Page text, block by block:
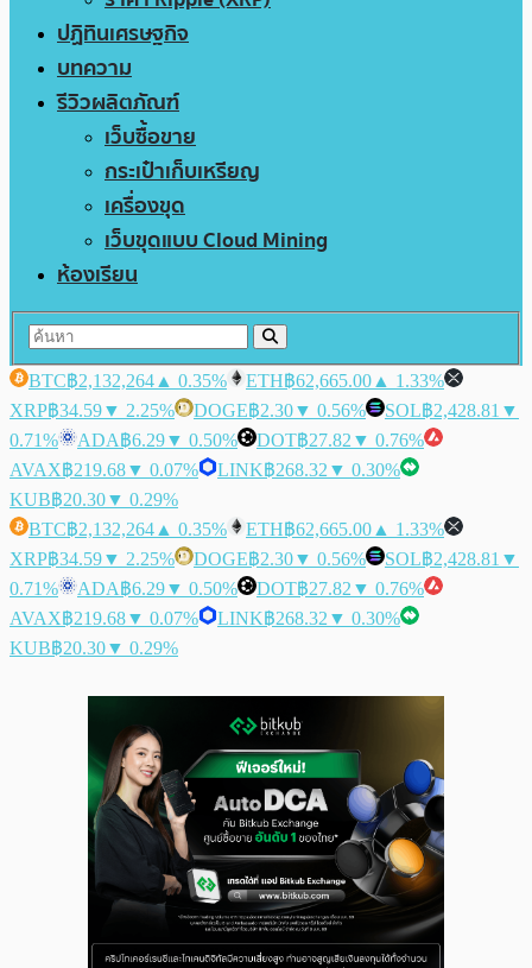
ปฏิทินเศรษฐกิจ
บทความ
รีวิวผลิตภัณฑ์
เว็บซื้อขาย
กระเป๋าเก็บเหรียญ
เครื่องขุด
เว็บขุดแบบ Cloud Mining
ห้องเรียน
BTC฿2,132,264 ▲ 0.35% ETH฿62,665.00 ▲ 1.33%
XRP฿34.59▼ 2.25% DOGE฿2.30▼ 0.56% SOL฿2,428.81 ▼
0.71%
ADA฿6.29▼ 0.50% DOT฿27.82 ▼ 0.76%
AVAX฿219.68▼ 0.07% LINK฿268.32 ▼ 0.30%
KUB฿20.30▼ 0.29%
BTC฿2,132,264 ▲ 0.35% ETH฿62,665.00 ▲ 1.33%
XRP฿34.59▼ 2.25% DOGE฿2.30▼ 0.56% SOL฿2,428.81 ▼
0.71%
ADA฿6.29▼ 0.50% DOT฿27.82 ▼ 0.76%
AVAX฿219.68▼ 0.07% LINK฿268.32 ▼ 0.30%
KUB฿20.30▼ 0.29%